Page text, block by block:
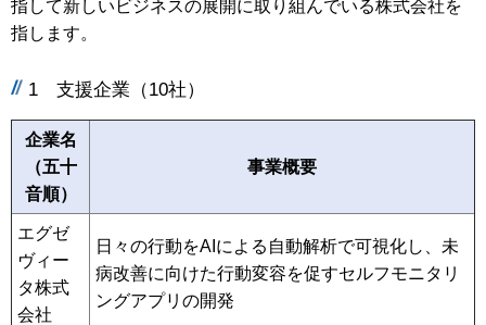
指して新しいビジネスの展開に取り組んでいる株式会社を
指します。
1 支援企業（10社）
企業名
（五十
音順）
事業概要
エグゼ
ヴィー
タ株式
会社
日々の行動をAIによる自動解析で可視化し、未
病改善に向けた行動変容を促すセルフモニタリ
ングアプリの開発